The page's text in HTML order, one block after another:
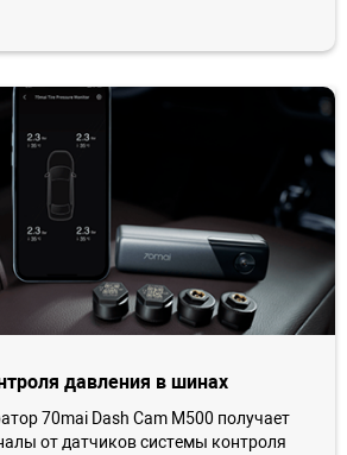
давления в шинах
70mai Dash Cam M500 получает
от датчиков системы контроля